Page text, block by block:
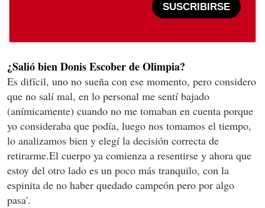
SUSCRIBIRSE
¿Salió bien Donis Escober de Olimpia?
Es difícil, uno no sueña con ese momento, pero considero
que no salí mal, en lo personal me sentí bajado
(anímicamente) cuando no me tomaban en cuenta porque
yo consideraba que podía, luego nos tomamos el tiempo,
lo analizamos bien y elegí la decisión correcta de
retirarme.El cuerpo ya comienza a resentirse y ahora que
estoy del otro lado es un poco más tranquilo, con la
espinita de no haber quedado campeón pero por algo
pasa'.